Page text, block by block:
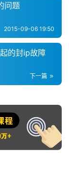
问题
2015-09-06 19:50
的封ip故障
下一篇